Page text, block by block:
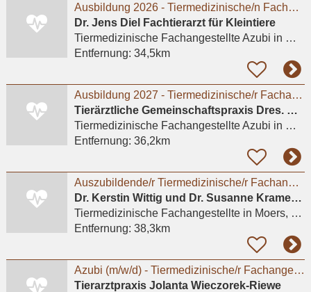
Ausbildung 2026 - Tiermedizinische/n Fachangestellte/n (m/w/d)
Dr. Jens Diel Fachtierarzt für Kleintiere
Tiermedizinische Fachangestellte Azubi in Meerbusch, Lank-Latum
Entfernung: 34,5km
Ausbildung 2027 - Tiermedizinische/r Fachangestellte/r (m/w/d) # Praktikum möglich
Tierärztliche Gemeinschaftspraxis Dres. Matburger
Tiermedizinische Fachangestellte Azubi in Moers
Entfernung: 36,2km
Auszubildende/r Tiermedizinische/r Fachangestellte/r (m/w/d)
Dr. Kerstin Wittig und Dr. Susanne Kramer GbR Kleintierpraxis
Tiermedizinische Fachangestelltein Moers, Repelen
Entfernung: 38,3km
Azubi (m/w/d) - Tiermedizinische/r Fachangestellte/r 2026 - Praktikum möglich
Tierarztpraxis Jolanta Wieczorek-Riewe